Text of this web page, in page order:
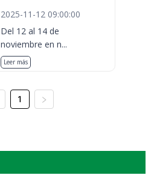
2025-11-12 09:00:00
Del 12 al 14 de
noviembre en n...
Leer más
1